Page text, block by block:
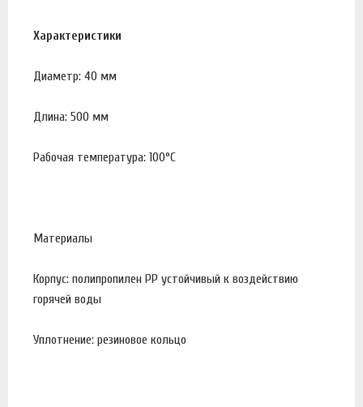
Характеристики
Диаметр: 40 мм
Длина: 500 мм
Рабочая температура: 100°С
Материалы
Корпус: полипропилен PP устойчивый к воздействию
горячей воды
Уплотнение: резиновое кольцо